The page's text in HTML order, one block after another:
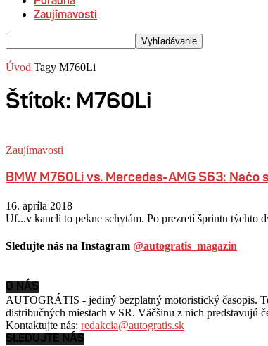
Zaujímavosti
Úvod Tagy M760Li
Štítok: M760Li
Zaujímavosti
BMW M760Li vs. Mercedes-AMG S63: Načo
16. apríla 2018
Uf...v kancli to pekne schytám. Po prezretí šprintu
Sledujte nás na Instagram @autogratis_magazin
O NÁS
AUTOGRÁTIS - jediný bezplatný motoristický časopis.
distribučných miestach v SR. Väčšinu z nich predstavujú
Kontaktujte nás: redakcia@autogratis.sk
SLEDUJTE NÁS